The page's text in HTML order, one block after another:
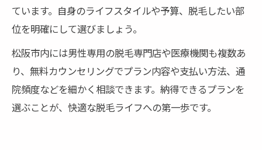
ています。自身のライフスタイルや予算、脱毛したい部
位を明確にして選びましょう。
松阪市内には男性専用の脱毛専門店や医療機関も複数あ
り、無料カウンセリングでプラン内容や支払い方法、通
院頻度などを細かく相談できます。納得できるプランを
選ぶことが、快適な脱毛ライフへの第一歩です。